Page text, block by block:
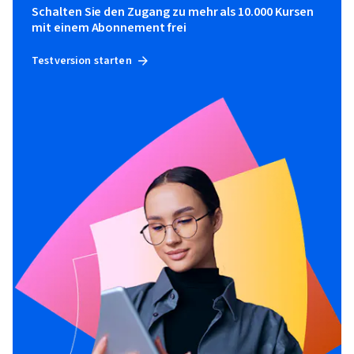
Schalten Sie den Zugang zu mehr als 10.000 Kursen
mit einem Abonnement frei
Testversion starten